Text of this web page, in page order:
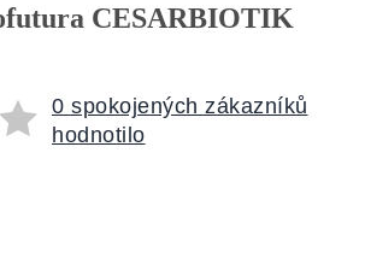
CESARBIOTIK
0 spokojených zákazníků
hodnotilo